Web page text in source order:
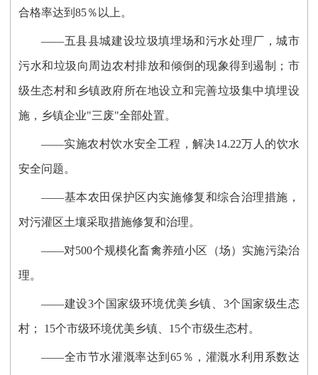
合格率达到85％以上。
——五县县城建设垃圾填埋场和污水处理厂，城市
污水和垃圾向周边农村排放和倾倒的现象得到遏制；市
级生态村和乡镇政府所在地设立和完善垃圾集中填埋设
施，乡镇企业"三废"全部处置。
——实施农村饮水安全工程，解决14.22万人的饮水
安全问题。
——基本农田保护区内实施修复和综合治理措施，
对污灌区土壤采取措施修复和治理。
——对500个规模化畜禽养殖小区（场）实施污染治
理。
——建设3个国家级环境优美乡镇、3个国家级生态
村； 15个市级环境优美乡镇、15个市级生态村。
——全市节水灌溉率达到65％，灌溉水利用系数达